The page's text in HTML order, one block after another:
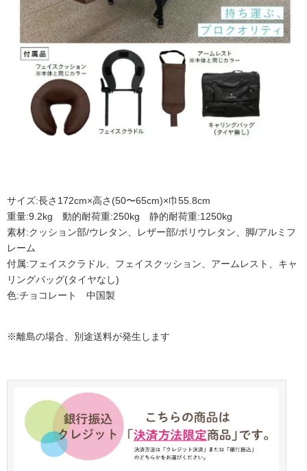
サイズ:長さ172cm×高さ(50〜65cm)×巾55.8cm
重量:9.2kg 動的耐荷重:250kg 静的耐荷重:1250kg
素材:クッション部/ウレタン、レザー部/ポリウレタン、脚/アルミフ
レーム
付属:フェイスクラドル、フェイスクッション、アームレスト、キャ
リングバッグ(タイヤなし)
色:チョコレート 中国製
※離島の場合、別途送料が発生します